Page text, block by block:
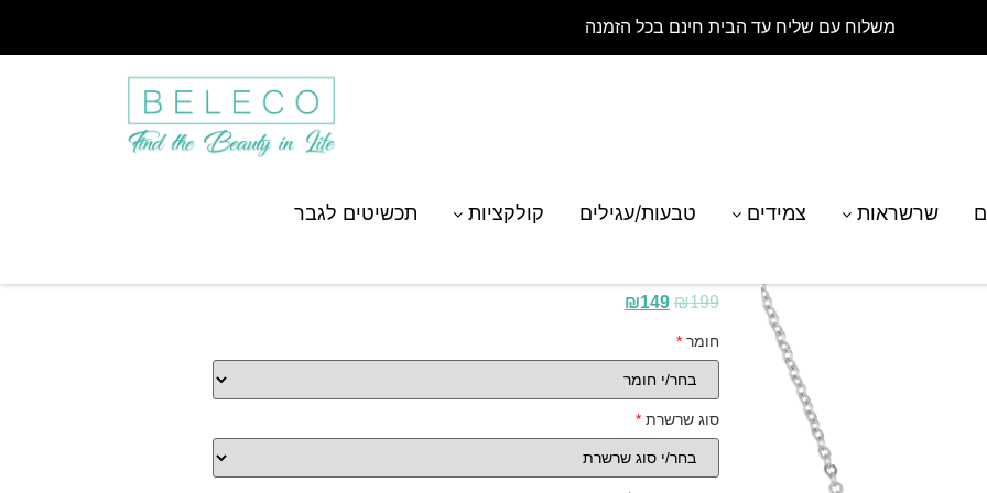
משלוח עם שליח עד הבית חינם בכל הזמנה
שרשראות צמידים טבעות/עגילים קולקציות תכשיטים לגבר מזל קשת
₪199
₪149
חומר*
סוג שרשרת*